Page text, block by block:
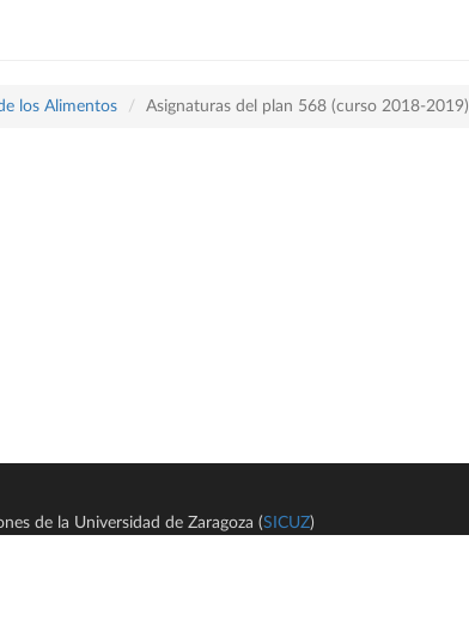
los Alimentos Asignaturas del plan 568 (curso 2018-2019)
de la Universidad de Zaragoza (SICUZ)